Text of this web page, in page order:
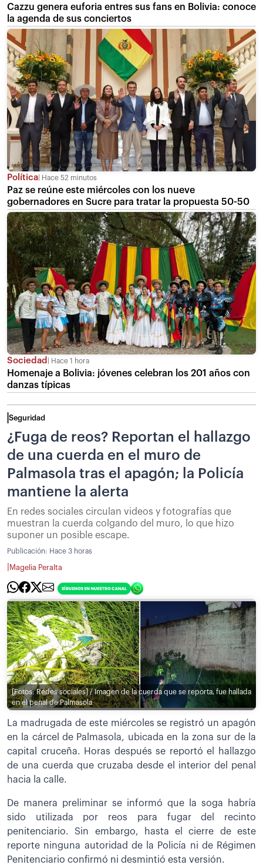
Cazzu genera euforia entres sus fans en Bolivia: conoce
la agenda de sus conciertos
Política Hace 52 minutos
Paz se reúne este miércoles con los nueve
gobernadores en Sucre para tratar la propuesta 50-50
Sociedad Hace 1 hora
Homenaje a Bolivia: jóvenes celebran los 201 años con
danzas típicas
Seguridad
¿Fuga de reos? Reportan el hallazgo
de una cuerda en el muro de
Palmasola tras el apagón; la Policía
mantiene la alerta
En redes sociales circulan videos y fotografías que
muestran la cuerda colgando del muro, lo que hizo
suponer un posible escape.
Publicación: Hace 3 horas
Magelia Peralta
[Fotos: Redes sociales] / Imagen de la cuerda que se reporta, fue hallada
en el penal de Palmasola
La madrugada de este miércoles se registró un apagón
en la cárcel de Palmasola, ubicada en la zona sur de la
capital cruceña. Horas después se reportó el hallazgo
de una cuerda que cruzaba desde el interior del penal
hacia la calle.
De manera preliminar se informó que la soga habría
sido utilizada por reos para fugar del recinto
penitenciario. Sin embargo, hasta el cierre de este
reporte ninguna autoridad de la Policía ni de Régimen
Penitenciario confirmó ni desmintió esta versión.